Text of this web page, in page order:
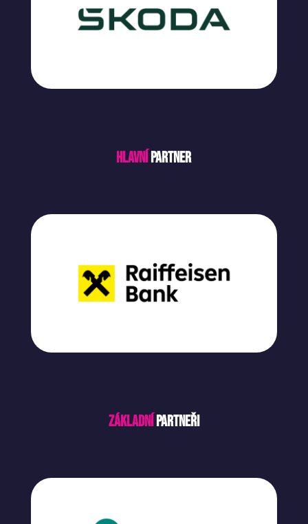
Hlavnípartner
Základnípartneři